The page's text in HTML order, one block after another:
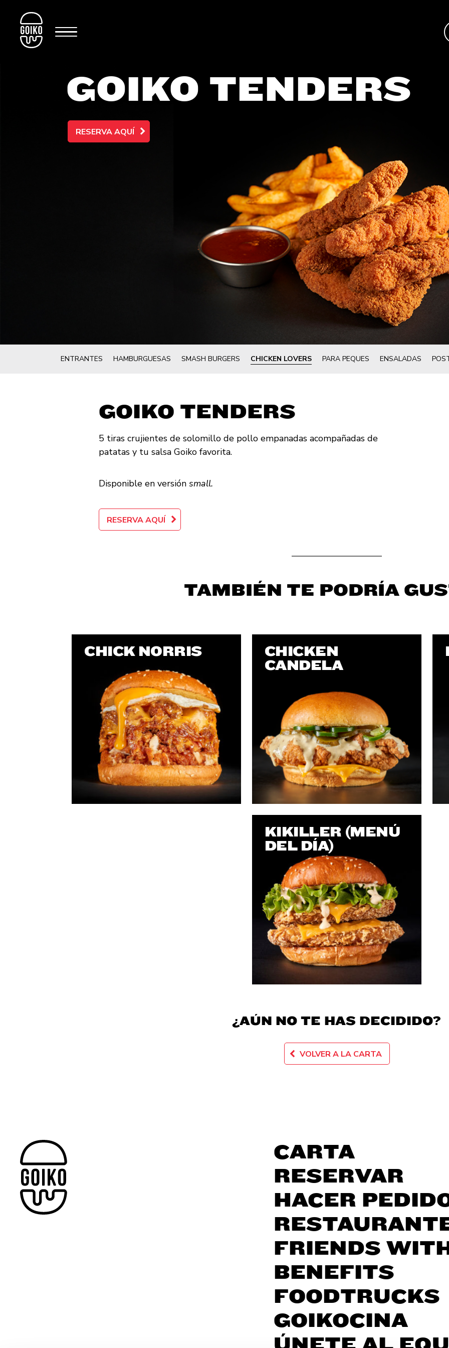
GOIKO TENDERS
RESERVA AQUÍ
ENTRANTES HAMBURGUESAS SMASH BURGERS CHICKEN LOVERS PARA PEQUES ENSALADAS
GOIKO TENDERS
5 tiras crujientes de solomillo de pollo empanadas acompañadas de
patatas y tu salsa Goiko favorita.
Disponible en versión small.
RESERVA AQUÍ
TAMBIÉN TE PODRÍA
CHICK NORRIS
CHICKEN
CANDELA
KIKILLER (MENÚ
DEL DÍA)
¿AÚN NO TE HAS DECIDIDO?
VOLVER A LA CARTA
CARTA
RESERVAR
HACER
FRIENDS
BENEFITS
FOODTRUCKS
GOIKOCINA